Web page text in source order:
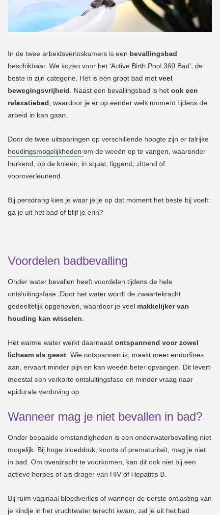
In de twee arbeidsverloskamers is een bevallingsbad
beschikbaar. We kozen voor het ‘Active Birth Pool 360 Bad’, de
beste in zijn categorie. Het is een groot bad met veel
bewegingsvrijheid . Naast een bevallingsbad is het ook een
relaxatiebad , waardoor je er op eender welk moment tijdens de
arbeid in kan gaan.
Door de twee uitsparingen op verschillende hoogte zijn er talrijke
houdingsmogelijkheden om de weeën op te vangen, waaronder
hurkend, op de knieën, in squat, liggend, zittend of
vooroverleunend.
Bij persdrang kies je waar je je op dat moment het beste bij voelt:
ga je uit het bad of blijf je erin?
Voordelen badbevalling
Onder water bevallen heeft voordelen tijdens de hele
ontsluitingsfase. Door het water wordt de zwaartekracht
gedeeltelijk opgeheven, waardoor je veel makkelijker van
houding kan wisselen
Het warme water werkt daarnaast ontspannend voor zowel
lichaam als geest . Wie ontspannen is, maakt meer endorfines
aan, ervaart minder pijn en kan weeën beter opvangen. Dit levert
meestal een verkorte ontsluitingsfase en minder vraag naar
epidurale verdoving op.
Wanneer mag je niet bevallen in bad?
Onder bepaalde omstandigheden is een onderwaterbevalling niet
mogelijk. Bij hoge bloeddruk, koorts of prematuriteit, mag je niet
in bad. Om overdracht te voorkomen, kan dit ook niet bij een
actieve herpes of als drager van HIV of Hepatitis B.
Bij ruim vaginaal bloedverlies of wanneer de eerste ontlasting van
je kindje in het vruchtwater terecht kwam, zal je uit het bad